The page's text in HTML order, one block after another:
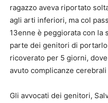
ragazzo aveva riportato
agli arti inferiori, ma col
13enne è peggiorata con la
parte dei genitori di
ricoverato per 5 giorni,
avuto complicanze
Gli avvocati dei genitori,